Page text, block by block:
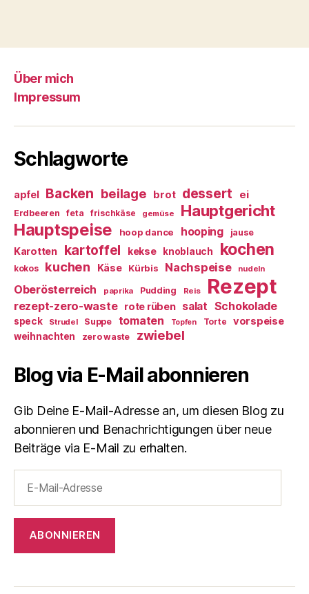
Über mich
Impressum
Schlagworte
apfel Backen beilage brot dessert ei
Erdbeeren feta frischkäse gemüse Hauptgericht
Hauptspeise hoop dance hooping jause
Karotten kartoffel kekse knoblauch kochen
kokos kuchen Käse Kürbis Nachspeise nudeln
Oberösterreich paprika Pudding Reis Rezept
rezept-zero-waste rote rüben salat Schokolade
speck Strudel Suppe tomaten Topfen Torte vorspeise
weihnachten zero waste zwiebel
Blog via E-Mail abonnieren
Gib Deine E-Mail-Adresse an, um diesen Blog zu
abonnieren und Benachrichtigungen über neue
Beiträge via E-Mail zu erhalten.
Mail-
Adresse
ABONNIEREN